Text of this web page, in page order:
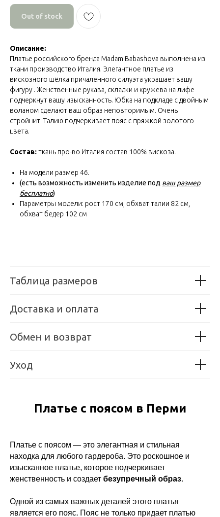
Out of stock
Описание:
Платье российского бренда Madam Babashova выполнена из
ткани производство Италия. Элегантное платье из
вискозного шёлка причаленного силуэта украшает вашу
фигуру . Женственные рукава, складки и кружева на лифе
подчеркнут вашу изысканность. Юбка на подкладе с двойным
воланом сделают ваш образ неповторимым. Очень
стройнит. Талию подчеркивает пояс с пряжкой золотого
цвета.
Состав: ткань про-во Италия состав 100% вискоза.
На модели размер 46.
(есть возможность изменить изделие под ваш размер
бесплатно)
Параметры модели: рост 170 см, обхват талии 82 см,
обхват бедер 102 см
Таблица размеров
Доставка и оплата
Обмен и возврат
Уход
Платье с поясом в Перми
Платье с поясом — это элегантная и стильная
находка для любого гардероба. Это роскошное и
изысканное платье, которое подчеркивает
женственность и создает безупречный образ.
Одной из самых важных деталей этого платья
является его пояс. Пояс не только придает платью